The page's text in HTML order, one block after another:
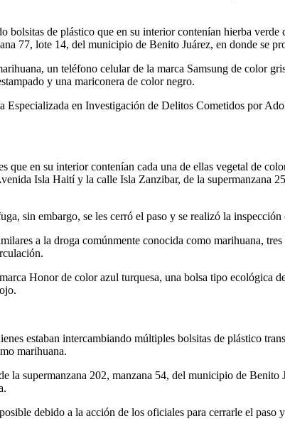
de plástico que en su interior contenían hierba verde
77, lote 14, del municipio de Benito Juárez, en donde se
un teléfono celular de la marca Samsung de color
y una mariconera de color negro.
en Investigación de Delitos Cometidos por
en su interior contenían cada una de ellas vegetal de
Isla Haití y la calle Isla Zanzibar, de la supermanzana
sin embargo, se les cerró el paso y se realizó la inspección
a la droga comúnmente conocida como marihuana,
Honor de color azul turquesa, una bolsa tipo ecológica
estaban intercambiando múltiples bolsitas de plástico
marihuana.
supermanzana 202, manzana 54, del municipio de Benito
debido a la acción de los oficiales para cerrarle el paso